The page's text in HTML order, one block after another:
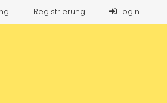
Registrierung LogIn